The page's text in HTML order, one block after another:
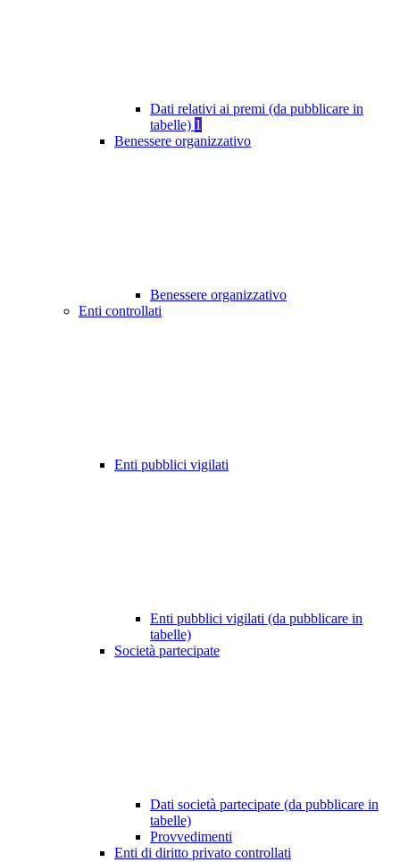
Dati relativi ai premi (da pubblicare in
tabelle) 1
Benessere organizzativo
Benessere organizzativo
Enti controllati
Enti pubblici vigilati
Enti pubblici vigilati (da pubblicare in
tabelle)
Società partecipate
Dati società partecipate (da pubblicare in
tabelle)
Provvedimenti
Enti di diritto privato controllati